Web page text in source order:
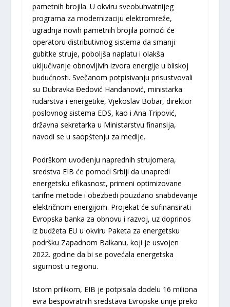
pametnih brojila. U okviru sveobuhvatnijeg
programa za modernizaciju elektromreže,
ugradnja novih pametnih brojila pomoći će
operatoru distributivnog sistema da smanji
gubitke struje, poboljša naplatu i olakša
uključivanje obnovljivih izvora energije u bliskoj
budućnosti. Svečanom potpisivanju prisustvovali
su Dubravka Đedović Handanović, ministarka
rudarstva i energetike, Vjekoslav Bobar, direktor
poslovnog sistema EDS, kao i Ana Tripović,
državna sekretarka u Ministarstvu finansija,
navodi se u saopštenju za medije.
Podrškom uvođenju naprednih strujomera,
sredstva EIB će pomoći Srbiji da unapredi
energetsku efikasnost, primeni optimizovane
tarifne metode i obezbedi pouzdano snabdevanje
električnom energijom. Projekat će sufinansirati
Evropska banka za obnovu i razvoj, uz doprinos
iz budžeta EU u okviru Paketa za energetsku
podršku Zapadnom Balkanu, koji je usvojen
2022. godine da bi se povećala energetska
sigurnost u regionu.
Istom prilikom, EIB je potpisala dodelu 16 miliona
evra bespovratnih sredstava Evropske unije preko